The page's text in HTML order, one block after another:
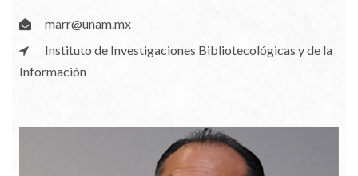
marr@unam.mx
Instituto de Investigaciones Bibliotecológicas y de la
Información